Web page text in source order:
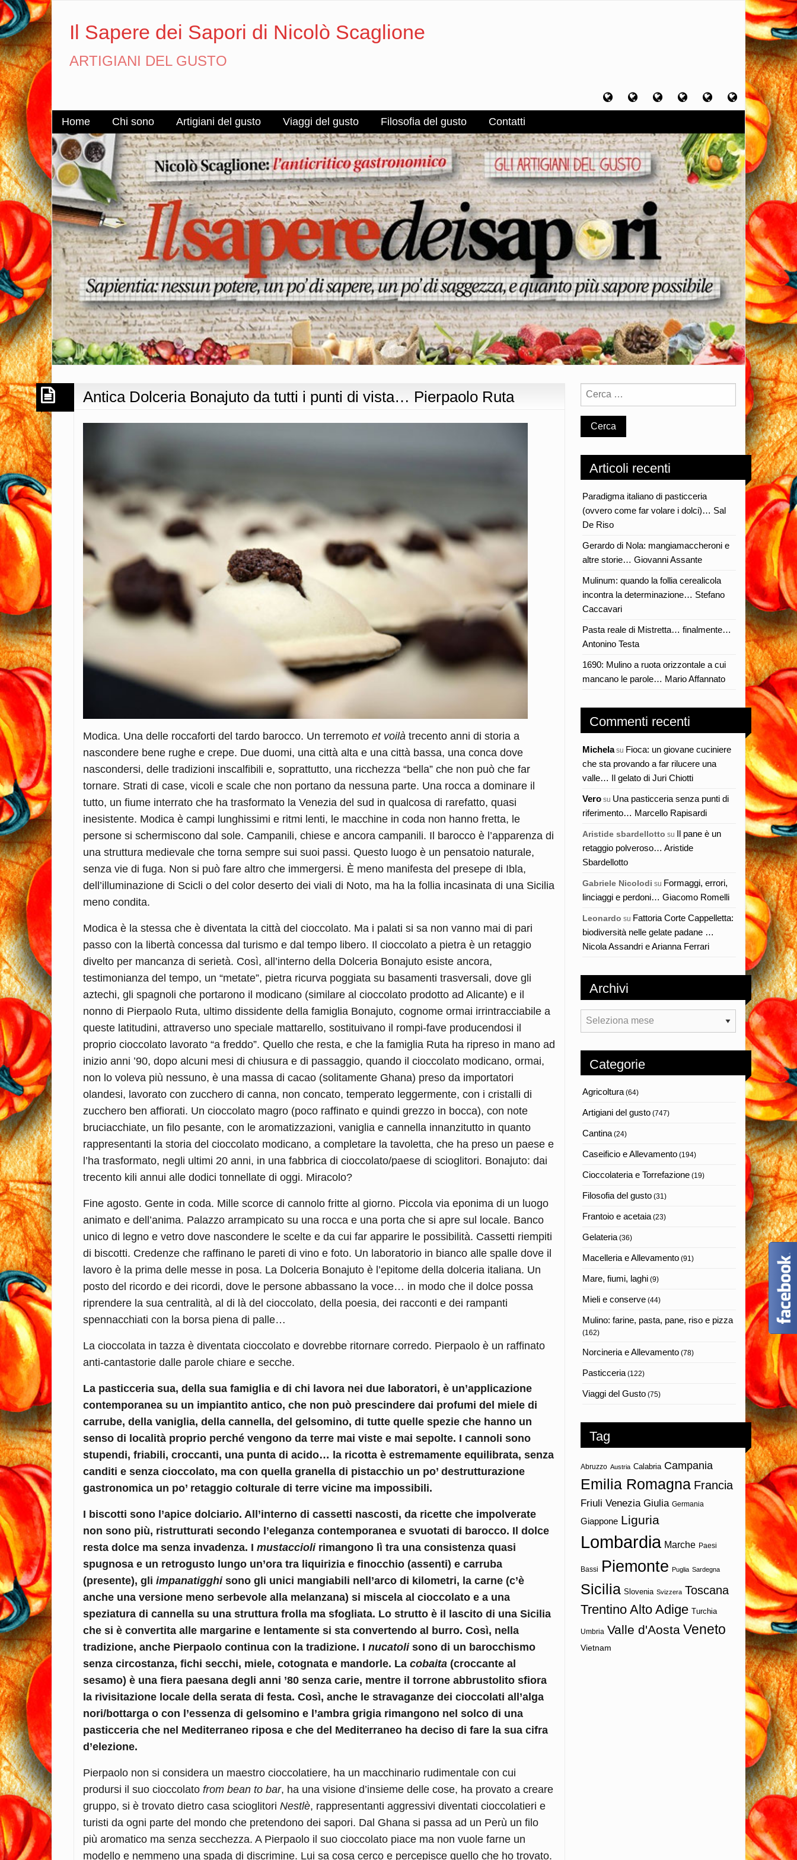
Il Sapere dei Sapori di Nicolò Scaglione
ARTIGIANI DEL GUSTO
Home Chi
sono
Artigiani
del
Viaggi
del
Filosofia
del
Contatti
Home Chi sono Artigiani del gusto Viaggi del gusto Filosofia del gusto Contatti
Antica Dolceria Bonajuto da tutti i punti di vista… Pierpaolo Ruta
Modica. Una delle roccaforti del tardo barocco. Un terremoto et voilà trecento anni di storia a
nascondere bene rughe e crepe. Due duomi, una città alta e una città bassa, una conca dove
nascondersi, delle tradizioni inscalfibili e, soprattutto, una ricchezza “bella” che non può che far
tornare. Strati di case, vicoli e scale che non portano da nessuna parte. Una rocca a dominare il
tutto, un fiume interrato che ha trasformato la Venezia del sud in qualcosa di rarefatto, quasi
inesistente. Modica è campi lunghissimi e ritmi lenti, le macchine in coda non hanno fretta, le
persone si schermiscono dal sole. Campanili, chiese e ancora campanili. Il barocco è l’apparenza di
una struttura medievale che torna sempre sui suoi passi. Questo luogo è un pensatoio naturale,
senza vie di fuga. Non si può fare altro che immergersi. È meno manifesta del presepe di Ibla,
dell’illuminazione di Scicli o del color deserto dei viali di Noto, ma ha la follia incasinata di una Sicilia
meno condita.
Modica è la stessa che è diventata la città del cioccolato. Ma i palati si sa non vanno mai di pari
passo con la libertà concessa dal turismo e dal tempo libero. Il cioccolato a pietra è un retaggio
divelto per mancanza di serietà. Così, all’interno della Dolceria Bonajuto esiste ancora,
testimonianza del tempo, un “metate”, pietra ricurva poggiata su basamenti trasversali, dove gli
aztechi, gli spagnoli che portarono il modicano (similare al cioccolato prodotto ad Alicante) e il
nonno di Pierpaolo Ruta, ultimo dissidente della famiglia Bonajuto, cognome ormai irrintracciabile a
queste latitudini, attraverso uno speciale mattarello, sostituivano il rompi-fave producendosi il
proprio cioccolato lavorato “a freddo”. Quello che resta, e che la famiglia Ruta ha ripreso in mano ad
inizio anni ’90, dopo alcuni mesi di chiusura e di passaggio, quando il cioccolato modicano, ormai,
non lo voleva più nessuno, è una massa di cacao (solitamente Ghana) preso da importatori
olandesi, lavorato con zucchero di canna, non concato, temperato leggermente, con i cristalli di
zucchero ben affiorati. Un cioccolato magro (poco raffinato e quindi grezzo in bocca), con note
bruciacchiate, un filo pesante, con le aromatizzazioni, vaniglia e cannella innanzitutto in quanto
rappresentanti la storia del cioccolato modicano, a completare la tavoletta, che ha preso un paese e
l’ha trasformato, negli ultimi 20 anni, in una fabbrica di cioccolato/paese di scioglitori. Bonajuto: dai
trecento kili annui alle dodici tonnellate di oggi. Miracolo?
Fine agosto. Gente in coda. Mille scorce di cannolo fritte al giorno. Piccola via eponima di un luogo
animato e dell’anima. Palazzo arrampicato su una rocca e una porta che si apre sul locale. Banco
unico di legno e vetro dove nascondere le scelte e da cui far apparire le possibilità. Cassetti riempiti
di biscotti. Credenze che raffinano le pareti di vino e foto. Un laboratorio in bianco alle spalle dove il
lavoro è la prima delle messe in posa. La Dolceria Bonajuto è l’epitome della dolceria italiana. Un
posto del ricordo e dei ricordi, dove le persone abbassano la voce… in modo che il dolce possa
riprendere la sua centralità, al di là del cioccolato, della poesia, dei racconti e dei rampanti
spennacchiati con la borsa piena di palle…
La cioccolata in tazza è diventata cioccolato e dovrebbe ritornare corredo. Pierpaolo è un raffinato
anti-cantastorie dalle parole chiare e secche.
La pasticceria sua, della sua famiglia e di chi lavora nei due laboratori, è un’applicazione
contemporanea su un impiantito antico, che non può prescindere dai profumi del miele di
carrube, della vaniglia, della cannella, del gelsomino, di tutte quelle spezie che hanno un
senso di località proprio perché vengono da terre mai viste e mai sepolte. I cannoli sono
stupendi, friabili, croccanti, una punta di acido… la ricotta è estremamente equilibrata, senza
canditi e senza cioccolato, ma con quella granella di pistacchio un po’ destrutturazione
gastronomica un po’ retaggio colturale di terre vicine ma impossibili.
I biscotti sono l’apice dolciario. All’interno di cassetti nascosti, da ricette che impolverate
non sono più, ristrutturati secondo l’eleganza contemporanea e svuotati di barocco. Il dolce
resta dolce ma senza invadenza. I mustacciolirimangono lì tra una consistenza quasi
spugnosa e un retrogusto lungo un’ora tra liquirizia e finocchio (assenti) e carruba
(presente), gli impanatigghisono gli unici mangiabili nell’arco di kilometri, la carne (c’è
anche una versione meno serbevole alla melanzana) si miscela al cioccolato e a una
speziatura di cannella su una struttura frolla ma sfogliata. Lo strutto è il lascito di una Sicilia
che si è convertita alle margarine e lentamente si sta convertendo al burro. Così, nella
tradizione, anche Pierpaolo continua con la tradizione. I nucatolisono di un barocchismo
senza circostanza, fichi secchi, miele, cotognata e mandorle. La cobaita (croccante al
sesamo) è una fiera paesana degli anni ’80 senza carie, mentre il torrone abbrustolito sfiora
la rivisitazione locale della serata di festa. Così, anche le stravaganze dei cioccolati all’alga
nori/bottarga o con l’essenza di gelsomino e l’ambra grigia rimangono nel solco di una
pasticceria che nel Mediterraneo riposa e che del Mediterraneo ha deciso di fare la sua cifra
d’elezione.
Pierpaolo non si considera un maestro cioccolatiere, ha un macchinario rudimentale con cui
prodursi il suo cioccolato from bean to bar, ha una visione d’insieme delle cose, ha provato a creare
gruppo, si è trovato dietro casa scioglitori Nestlè, rappresentanti aggressivi diventati cioccolatieri e
turisti da ogni parte del mondo che pretendono dei sapori. Dal Ghana si passa ad un Perù un filo
più aromatico ma senza secchezza. A Pierpaolo il suo cioccolato piace ma non vuole farne un
modello e nemmeno una spada di discrimine. Lui sa cosa cerco e percepisce quello che ho trovato.
Articoli recenti
Paradigma italiano di pasticceria
(ovvero come far volare i dolci)… Sal
De Riso
Gerardo di Nola: mangiamaccheroni e
altre storie… Giovanni Assante
Mulinum: quando la follia cerealicola
incontra la determinazione… Stefano
Caccavari
Pasta reale di Mistretta… finalmente…
Antonino Testa
1690: Mulino a ruota orizzontale a cui
mancano le parole… Mario Affannato
Commenti recenti
Michelasu Fioca: un giovane cuciniere
che sta provando a far rilucere una
valle… Il gelato di Juri Chiotti
Vero su Una pasticceria senza punti di
riferimento… Marcello Rapisardi
Aristide sbardellotto su Il pane è un
retaggio polveroso… Aristide
Sbardellotto
Gabriele Nicolodi su Formaggi, errori,
linciaggi e perdoni… Giacomo Romelli
Leonardo su Fattoria Corte Cappelletta:
biodiversità nelle gelate padane …
Nicola Assandri e Arianna Ferrari
Archivi
Archivi
Categorie
Agricoltura(64)
Artigiani del gusto (747)
Cantina(24)
Caseificio e Allevamento (194)
Cioccolateria e Torrefazione (19)
Filosofia del gusto (31)
Frantoio e acetaia(23)
Gelateria(36)
Macelleria e Allevamento (91)
Mare, fiumi, laghi (9)
Mieli e conserve (44)
Mulino: farine, pasta, pane, riso e pizza
(162)
Norcineria e Allevamento (78)
Pasticceria(122)
Viaggi del Gusto (75)
Tag
Abruzzo Austria Calabria Campania
Emilia Romagna Francia
Friuli Venezia Giulia Germania
Giappone Liguria
Lombardia Marche Paesi
Bassi Piemonte Puglia Sardegna
Sicilia Slovenia Svizzera Toscana
Trentino Alto Adige Turchia
Umbria Valle d'Aosta Veneto
Vietnam